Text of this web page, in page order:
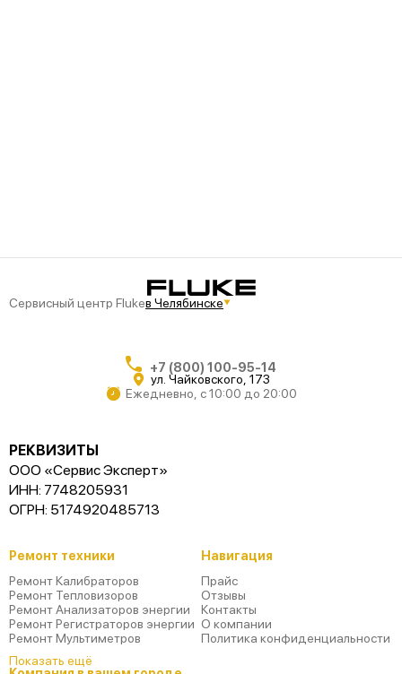
Сервисный центр Flukeв Челябинске
+7 (800) 100-95-14
ул. Чайковского, 173
Ежедневно, с 10:00 до 20:00
РЕКВИЗИТЫ
ООО «Сервис Эксперт»
ИНН: 7748205931
ОГРН: 5174920485713
Ремонт техники
Ремонт Калибраторов
Ремонт Тепловизоров
Ремонт Анализаторов энергии
Ремонт Регистраторов энергии
Ремонт Мультиметров
Показать ещё
Навигация
Прайс
Отзывы
Контакты
О компании
Политика конфиденциальности